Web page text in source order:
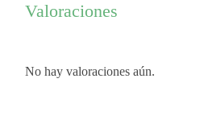
Valoraciones
No hay valoraciones aún.